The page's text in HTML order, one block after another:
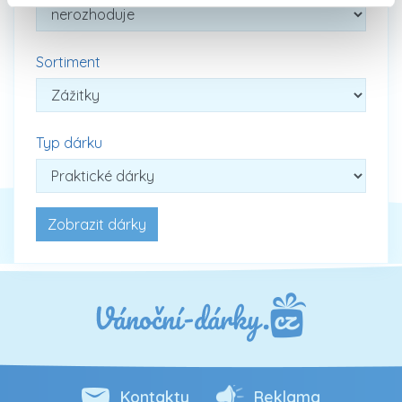
Sortiment
Typ dárku
Kontakty Reklama